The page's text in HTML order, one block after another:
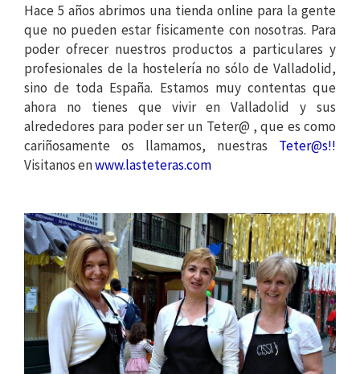
Hace 5 años abrimos una tienda online para la gente
que no pueden estar fisicamente con nosotras. Para
poder ofrecer nuestros productos a particulares y
profesionales de la hostelería no sólo de Valladolid,
sino de toda España. Estamos muy contentas que
ahora no tienes que vivir en Valladolid y sus
alrededores para poder ser un Teter@ , que es como
cariñosamente os llamamos, nuestras Teter@s!!
Visitanos enwww.lasteteras.com